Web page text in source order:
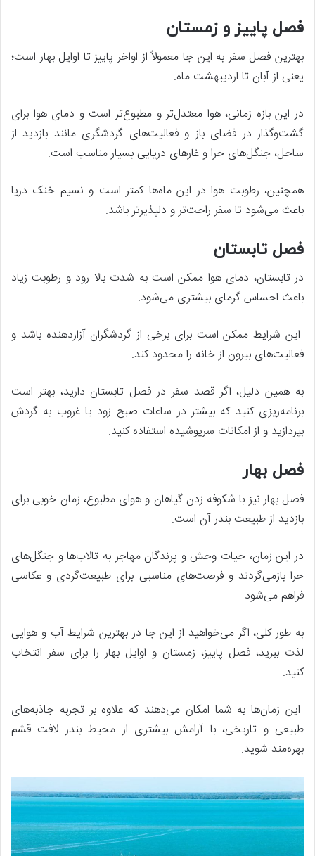
فصل پاییز و زمستان
بهترین فصل سفر به این جا معمولاً از اواخر پاییز تا اوایل بهار است؛
یعنی از آبان تا اردیبهشت ماه.
در این بازه زمانی، هوا معتدل‌تر و مطبوع‌تر است و دمای هوا برای
گشت‌وگذار در فضای باز و فعالیت‌های گردشگری مانند بازدید از
ساحل، جنگل‌های حرا و غارهای دریایی بسیار مناسب است.
همچنین، رطوبت هوا در این ماه‌ها کمتر است و نسیم خنک دریا
باعث می‌شود تا سفر راحت‌تر و دلپذیرتر باشد.
فصل تابستان
در تابستان، دمای هوا ممکن است به شدت بالا رود و رطوبت زیاد
باعث احساس گرمای بیشتری می‌شود.
این شرایط ممکن است برای برخی از گردشگران آزاردهنده باشد و
فعالیت‌های بیرون از خانه را محدود کند.
به همین دلیل، اگر قصد سفر در فصل تابستان دارید، بهتر است
برنامه‌ریزی کنید که بیشتر در ساعات صبح زود یا غروب به گردش
بپردازید و از امکانات سرپوشیده استفاده کنید.
فصل بهار
فصل بهار نیز با شکوفه زدن گیاهان و هوای مطبوع، زمان خوبی برای
بازدید از طبیعت بندر آن است.
در این زمان، حیات وحش و پرندگان مهاجر به تالاب‌ها و جنگل‌های
حرا بازمی‌گردند و فرصت‌های مناسبی برای طبیعت‌گردی و عکاسی
فراهم می‌شود.
به طور کلی، اگر می‌خواهید از این جا در بهترین شرایط آب و هوایی
لذت ببرید، فصل پاییز، زمستان و اوایل بهار را برای سفر انتخاب
کنید.
این زمان‌ها به شما امکان می‌دهند که علاوه بر تجربه جاذبه‌های
طبیعی و تاریخی، با آرامش بیشتری از محیط بندر لافت قشم
بهره‌مند شوید.